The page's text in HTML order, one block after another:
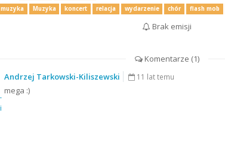
muzyka Muzyka koncert relacja wydarzenie chór flash mob
Brak emisji
Komentarze (1)
Andrzej Tarkowski-Kiliszewski
11 lat temu
mega :)